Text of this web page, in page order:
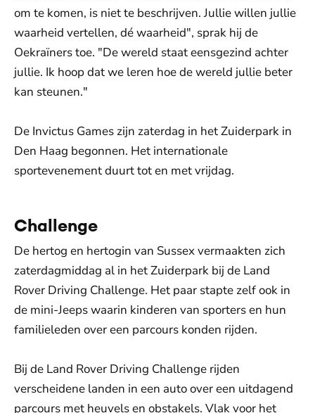
om te komen, is niet te beschrijven. Jullie willen jullie
waarheid vertellen, dé waarheid", sprak hij de
Oekraïners toe. "De wereld staat eensgezind achter
jullie. Ik hoop dat we leren hoe de wereld jullie beter
kan steunen."
De Invictus Games zijn zaterdag in het Zuiderpark in
Den Haag begonnen. Het internationale
sportevenement duurt tot en met vrijdag.
Challenge
De hertog en hertogin van Sussex vermaakten zich
zaterdagmiddag al in het Zuiderpark bij de Land
Rover Driving Challenge. Het paar stapte zelf ook in
de mini-Jeeps waarin kinderen van sporters en hun
familieleden over een parcours konden rijden.
Bij de Land Rover Driving Challenge rijden
verscheidene landen in een auto over een uitdagend
parcours met heuvels en obstakels. Vlak voor het